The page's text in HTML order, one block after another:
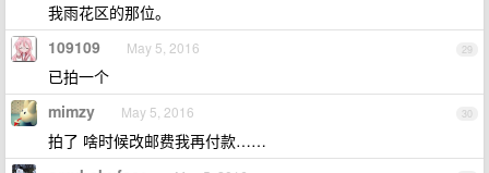
我雨花区的那位。
29
109109 May 5, 2016
已拍一个
30
mimzy May 5, 2016
拍了 啥时候改邮费我再付款……